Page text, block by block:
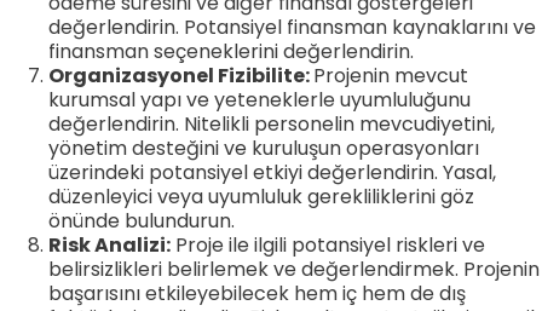
değerlendirin. Potansiyel finansman kaynaklarını ve
finansman seçeneklerini değerlendirin.
Organizasyonel Fizibilite:Projenin mevcut
kurumsal yapı ve yeteneklerle uyumluluğunu
değerlendirin. Nitelikli personelin mevcudiyetini,
yönetim desteğini ve kuruluşun operasyonları
üzerindeki potansiyel etkiyi değerlendirin. Yasal,
düzenleyici veya uyumluluk gerekliliklerini göz
önünde bulundurun.
Risk Analizi: Proje ile ilgili potansiyel riskleri ve
belirsizlikleri belirlemek ve değerlendirmek. Projenin
başarısını etkileyebilecek hem iç hem de dış